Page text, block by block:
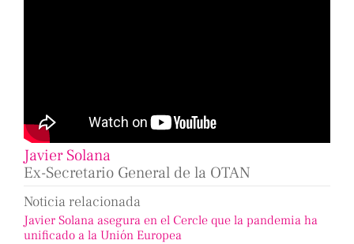
Javier Solana
Ex-Secretario General de la OTAN
Noticia relacionada
Javier Solana asegura en el Cercle que la pandemia ha
unificado a la Unión Europea